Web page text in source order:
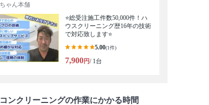
ゃん本舗
⭐総受注施工件数50,000件！ハ
ウスクリーニング歴16年の技術
で対応致します⭐
5.00(1件)
7,900円/ 1台
ンクリーニングの作業にかかる時間